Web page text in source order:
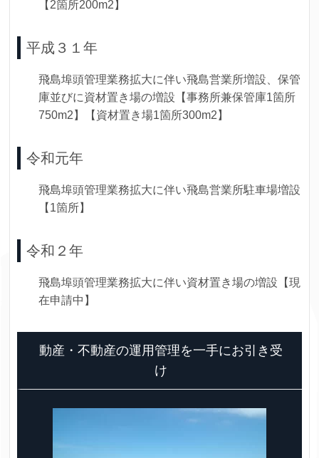
【2箇所200m2】
平成３１年
飛島埠頭管理業務拡大に伴い飛島営業所増設、保管
庫並びに資材置き場の増設【事務所兼保管庫1箇所
750m2】【資材置き場1箇所300m2】
令和元年
飛島埠頭管理業務拡大に伴い飛島営業所駐車場増設
【1箇所】
令和２年
飛島埠頭管理業務拡大に伴い資材置き場の増設【現
在申請中】
動産・不動産の運用管理を一手にお引き受
け